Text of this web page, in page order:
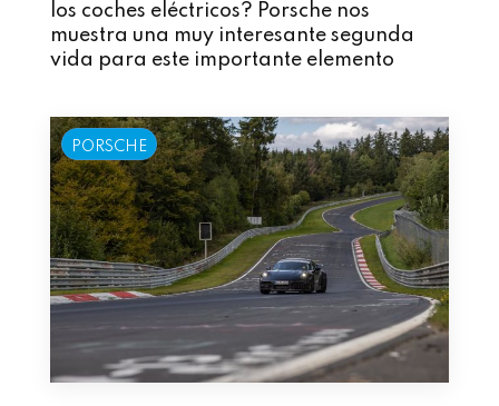
los coches eléctricos? Porsche nos
muestra una muy interesante segunda
vida para este importante elemento
PORSCHE